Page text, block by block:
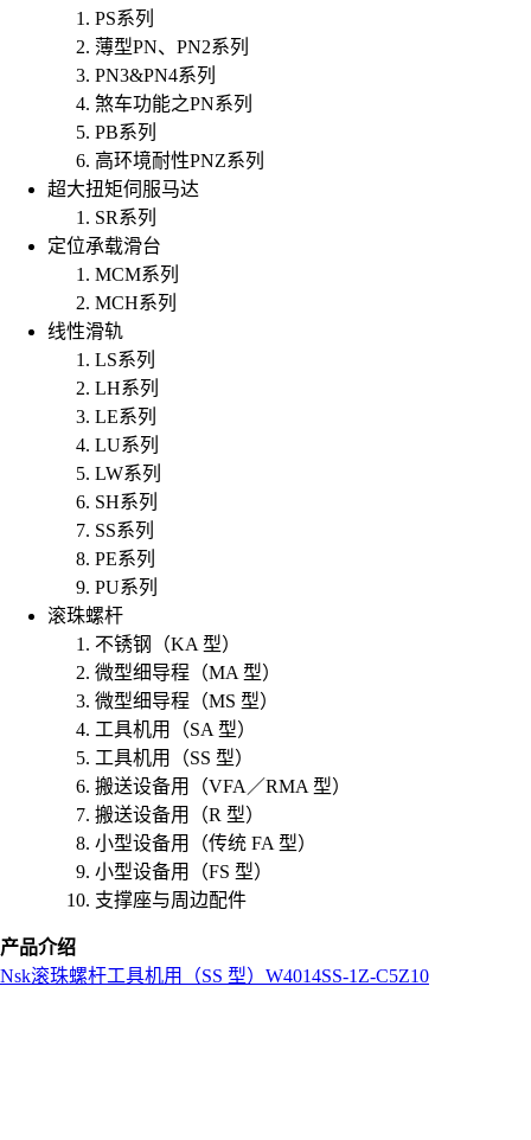
PS系列
薄型PN、PN2系列
PN3&PN4系列
煞车功能之PN系列
PB系列
高环境耐性PNZ系列
超大扭矩伺服马达
SR系列
定位承载滑台
MCM系列
MCH系列
线性滑轨
LS系列
LH系列
LE系列
LU系列
LW系列
SH系列
SS系列
PE系列
PU系列
滚珠螺杆
不锈钢（KA 型）
微型细导程（MA 型）
微型细导程（MS 型）
工具机用（SA 型）
工具机用（SS 型）
搬送设备用（VFA／RMA 型）
搬送设备用（R 型）
小型设备用（传统 FA 型）
小型设备用（FS 型）
支撑座与周边配件
产品介绍
Nsk滚珠螺杆工具机用（SS 型） W4014SS-1Z-C5Z10